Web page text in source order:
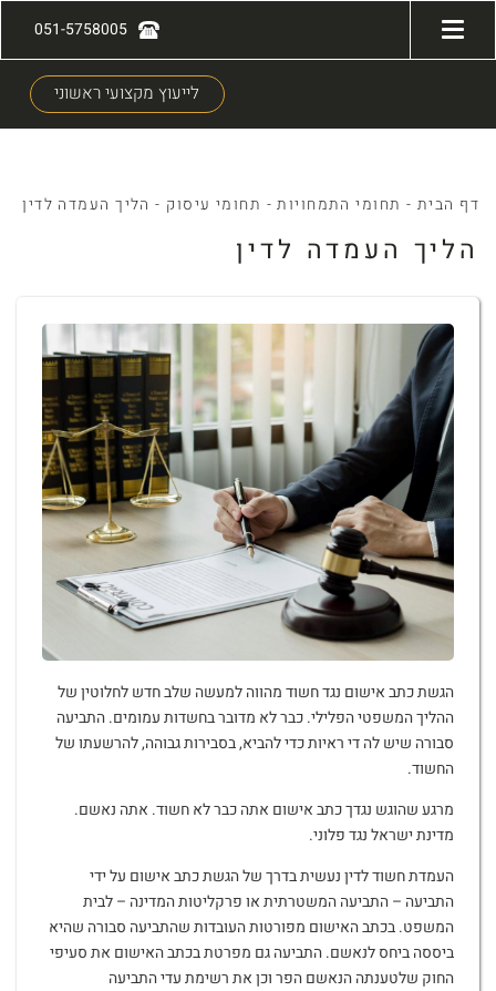
051-5758005
לייעוץ מקצועי ראשוני
דף הבית - תחומי התמחויות- תחומי עיסוק - הליך העמדה לדין
הליך העמדה לדין
הגשת כתב אישום נגד חשוד מהווה למעשה שלב חדש לחלוטין של
ההליך המשפטי הפלילי. כבר לא מדובר בחשדות עמומים. התביעה
סבורה שיש לה די ראיות כדי להביא, בסבירות גבוהה, להרשעתו של
החשוד.
מרגע שהוגש נגדך כתב אישום אתה כבר לא חשוד. אתה נאשם.
מדינת ישראל נגד פלוני.
העמדת חשוד לדין נעשית בדרך של הגשת כתב אישום על ידי
התביעה – התביעה המשטרתית או פרקליטות המדינה – לבית
המשפט. בכתב האישום מפורטות העובדות שהתביעה סבורה שהיא
ביססה ביחס לנאשם. התביעה גם מפרטת בכתב האישום את סעיפי
החוק שלטענתה הנאשם הפר וכן את רשימת עדי התביעה